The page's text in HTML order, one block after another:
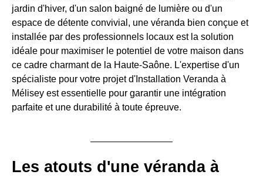
jardin d'hiver, d'un salon baigné de lumière ou d'un
espace de détente convivial, une véranda bien conçue et
installée par des professionnels locaux est la solution
idéale pour maximiser le potentiel de votre maison dans
ce cadre charmant de la Haute-Saône. L'expertise d'un
spécialiste pour votre projet d'Installation Veranda à
Mélisey est essentielle pour garantir une intégration
parfaite et une durabilité à toute épreuve.
Les atouts d'une véranda à